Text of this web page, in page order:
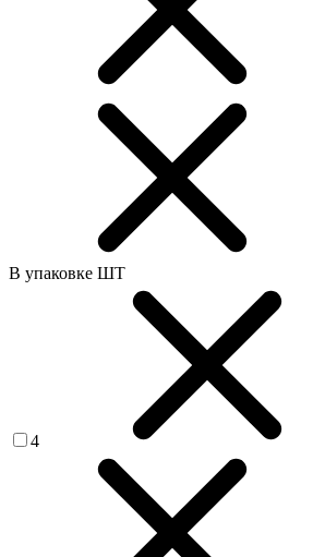
В упаковке ШТ
4